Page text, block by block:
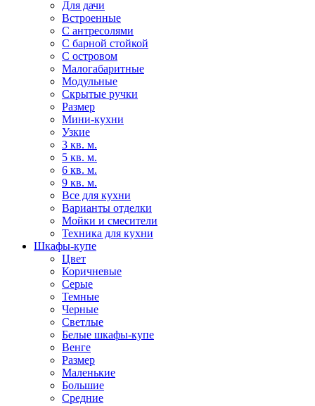
Для дачи
Встроенные
С антресолями
С барной стойкой
С островом
Малогабаритные
Модульные
Скрытые ручки
Размер
Мини-кухни
Узкие
3 кв. м.
5 кв. м.
6 кв. м.
9 кв. м.
Все для кухни
Варианты отделки
Мойки и смесители
Техника для кухни
Шкафы-купе
Цвет
Коричневые
Серые
Темные
Черные
Светлые
Белые шкафы-купе
Венге
Размер
Маленькие
Большие
Средние